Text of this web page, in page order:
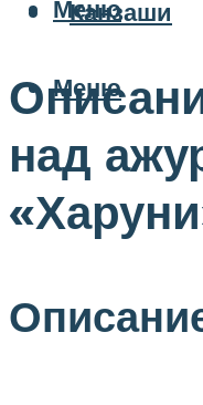
Канзаши
Меню
Меню
над